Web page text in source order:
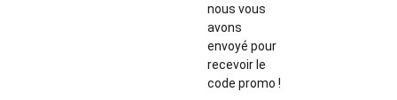
nous vous
avons
envoyé pour
recevoir le
code promo !